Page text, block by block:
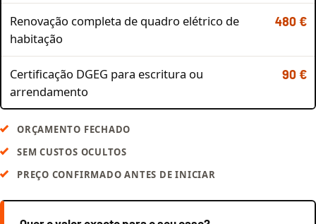
Renovação completa de quadro elétrico de
habitação
480 €
Certificação DGEG para escritura ou
arrendamento
90 €
ORÇAMENTO FECHADO
SEM CUSTOS OCULTOS
PREÇO CONFIRMADO ANTES DE INICIAR